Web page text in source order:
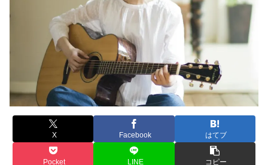
X Facebook はてブ
Pocket LINE コピー